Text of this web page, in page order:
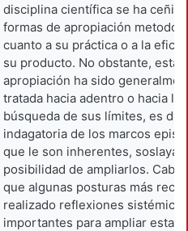
disciplina científica se ha
formas de apropiación
cuanto a su práctica o a la
su producto. No obstante, esta
apropiación ha sido
tratada hacia adentro o hacia la
búsqueda de sus límites, es
indagatoria de los marcos
que le son inherentes,
posibilidad de ampliarlos. Cabe
que algunas posturas más
realizado reflexiones sistémicas
importantes para ampliar esta